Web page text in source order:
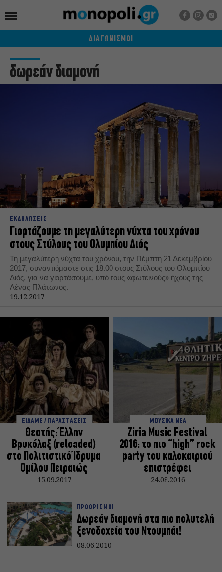
ΔΙΑΓΩΝΙΣΜΟΙ
δωρεάν διαμονή
ΕΚΔΗΛΩΣΕΙΣ
Γιορτάζουμε τη μεγαλύτερη νύχτα του χρόνου
στους Στύλους του Ολυμπίου Διός
Τη μεγαλύτερη νύχτα του χρόνου, την Πέμπτη 21 Δεκεμβρίου
2017, συναντιόμαστε στις 18.00 στους Στύλους του Ολυμπίου
Διός, για να γιορτάσουμε, υπό τους «φωτεινούς» ήχους της
Λένας Πλάτωνος.
19.12.2017
ΕΙΔΑΜΕ / ΠΑΡΑΣΤΑΣΕΙΣ
Θεατής: Έλλην
Βρυκόλαξ (reloaded)
στο Πολιτιστικό Ίδρυμα
Ομίλου Πειραιώς
15.09.2017
ΜΟΥΣΙΚΑ ΝΕΑ
Ziria Music Festival
2016: το πιο “high” rock
party του καλοκαιριού
επιστρέφει
24.08.2016
ΠΡΟΟΡΙΣΜΟΙ
Δωρεάν διαμονή στα πιο πολυτελή
ξενοδοχεία του Ντουμπάι!
08.06.2010